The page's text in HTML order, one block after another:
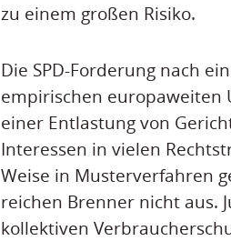
zu einem großen Risiko.
Die SPD-Forderung nach
empirischen europaweiten
einer Entlastung von
Interessen in vielen
Weise in Musterverfahren
reichen Brenner nicht aus.
kollektiven